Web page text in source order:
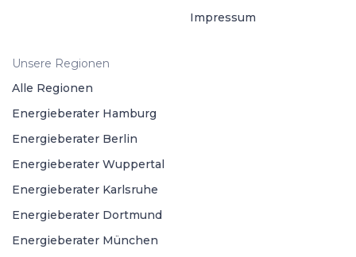
Impressum
Unsere Regionen
Alle Regionen
Energieberater Hamburg
Energieberater Berlin
Energieberater Wuppertal
Energieberater Karlsruhe
Energieberater Dortmund
Energieberater München